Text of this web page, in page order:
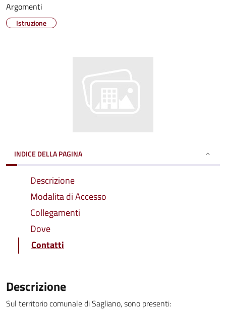
Argomenti
Istruzione
INDICE DELLA PAGINA
Descrizione
Modalita di Accesso
Collegamenti
Dove
Contatti
Descrizione
Sul territorio comunale di Sagliano, sono presenti: